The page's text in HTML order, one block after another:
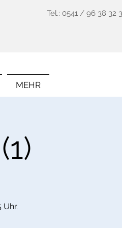
Tel.: 0541 / 96 38 32
MEHR